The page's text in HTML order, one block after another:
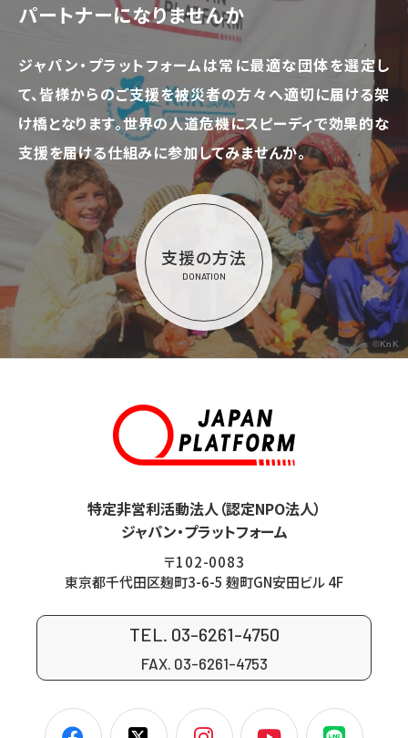
パートナーになりませんか
ジャパン・プラットフォームは常に最適な団体を選定し
て、皆様からのご支援を被災者の方々へ適切に届ける架
け橋となります。世界の人道危機にスピーディで効果的な
支援を届ける仕組みに参加してみませんか。
支援の方法
DONATION
©KnK
特定非営利活動法人（認定NPO法人）
ジャパン・プラットフォーム
〒102-0083
東京都千代田区麹町3-6-5 麹町GN安田ビル 4F
TEL. 03-6261-4750
FAX. 03-6261-4753